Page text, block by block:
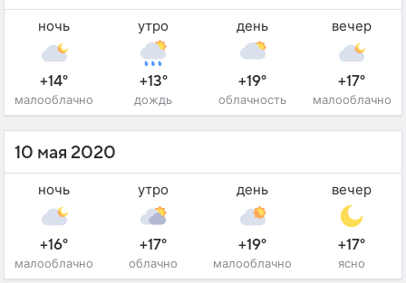
ночь
+14°
малооблачно
утро
+13°
дождь
день
+19°
облачность
вечер
+17°
малооблачно
10 мая 2020
ночь
+16°
малооблачно
утро
+17°
облачно
день
+19°
малооблачно
вечер
+17°
ясно